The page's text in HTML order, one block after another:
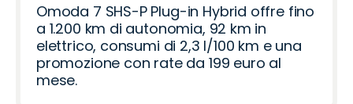
Omoda 7 SHS-P Plug-in Hybrid offre fino
a 1.200 km di autonomia, 92 km in
elettrico, consumi di 2,3 l/100 km e una
promozione con rate da 199 euro al
mese.